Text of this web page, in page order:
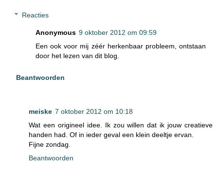
Reacties
Anonymous 9 oktober 2012 om 09:59
Een ook voor mij zéér herkenbaar probleem, ontstaan
door het lezen van dit blog.
Beantwoorden
meiske 7 oktober 2012 om 10:18
Wat een origineel idee. Ik zou willen dat ik jouw creatieve
handen had. Of in ieder geval een klein deeltje ervan.
Fijne zondag.
Beantwoorden